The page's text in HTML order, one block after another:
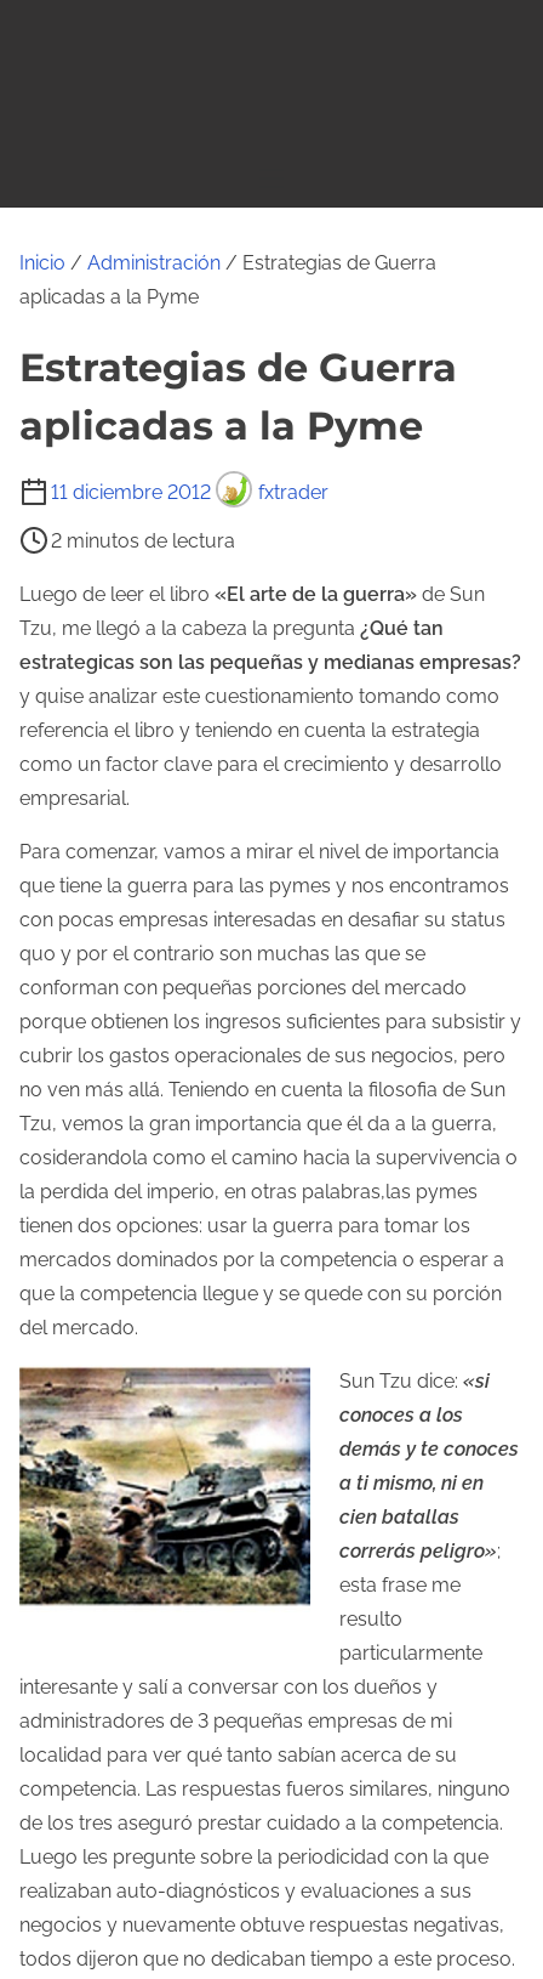
Inicio / Administración / Estrategias de Guerra
aplicadas a la Pyme
Estrategias de Guerra
aplicadas a la Pyme
11 diciembre 2012 fxtrader
T
e
m
p
o
d
e
l
e
t
u
r
a
d
e
l
a
e
n
t
r
a
d
a
2 minutos de lectura
Luego de leer el libro «El arte de la guerra» de Sun
Tzu, me llegó a la cabeza la pregunta ¿Qué tan
estrategicas son las pequeñas y medianas empresas?
y quise analizar este cuestionamiento tomando como
referencia el libro y teniendo en cuenta la estrategia
como un factor clave para el crecimiento y desarrollo
empresarial.
Para comenzar, vamos a mirar el nivel de importancia
que tiene la guerra para las pymes y nos encontramos
con pocas empresas interesadas en desafiar su status
quo y por el contrario son muchas las que se
conforman con pequeñas porciones del mercado
porque obtienen los ingresos suficientes para subsistir y
cubrir los gastos operacionales de sus negocios, pero
no ven más allá. Teniendo en cuenta la filosofia de Sun
Tzu, vemos la gran importancia que él da a la guerra,
cosiderandola como el camino hacia la supervivencia o
la perdida del imperio, en otras palabras,las pymes
tienen dos opciones: usar la guerra para tomar los
mercados dominados por la competencia o esperar a
que la competencia llegue y se quede con su porción
del mercado.
Sun Tzu dice: «si
conoces a los
demás y te conoces
a ti mismo, ni en
cien batallas
correrás peligro»;
esta frase me
resulto
particularmente
interesante y salí a conversar con los dueños y
administradores de 3 pequeñas empresas de mi
localidad para ver qué tanto sabían acerca de su
competencia. Las respuestas fueros similares, ninguno
de los tres aseguró prestar cuidado a la competencia.
Luego les pregunte sobre la periodicidad con la que
realizaban auto-diagnósticos y evaluaciones a sus
negocios y nuevamente obtuve respuestas negativas,
todos dijeron que no dedicaban tiempo a este proceso.